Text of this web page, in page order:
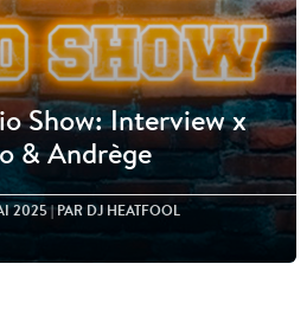
Show: Interview x
& Andrège
2025| PAR DJ HEATFOOL